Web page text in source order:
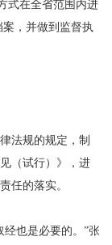
式在全省范围内进
，并做到监督执
法规的规定，制
（试行）》，进
任的落实。
也是必要的。”张